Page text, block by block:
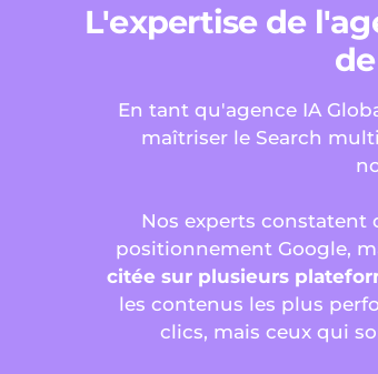
L'expertise de
En tant qu'agence IA
maîtriser le Search
Nos experts
positionnement Google,
citée sur plusieurs
les contenus les plus
clics, mais ceux qui